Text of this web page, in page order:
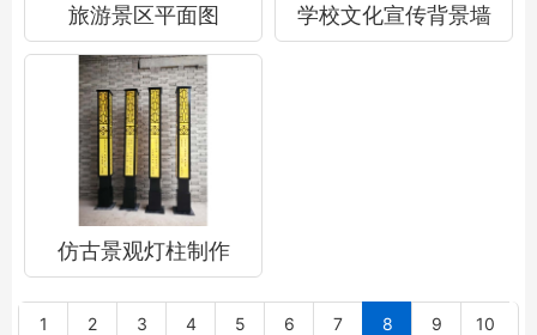
旅游景区平面图 学校文化宣传背景墙
仿古景观灯柱制作
1 2 3 4 5 6 7 8 9 10